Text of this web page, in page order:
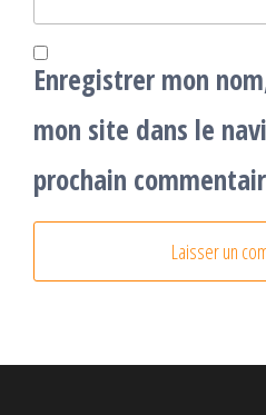
Enregistrer mon
mon site dans le
prochain